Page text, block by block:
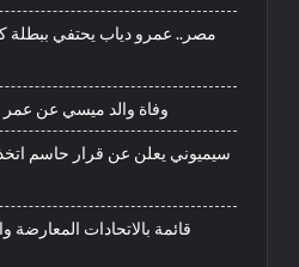
مصر.. عمرو دياب يحتفي ببطلة
وفاة والد ميسي عن عمر يناهز 68 عاماً..
سيميوني يعلن عن قرار حاسم
قائمة بالاتحادات المعارضة